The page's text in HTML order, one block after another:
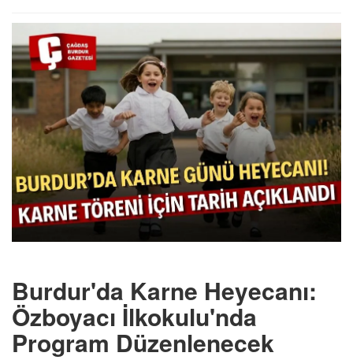
Burdur'da Karne Heyecanı:
Özboyacı İlkokulu'nda
Program Düzenlenecek